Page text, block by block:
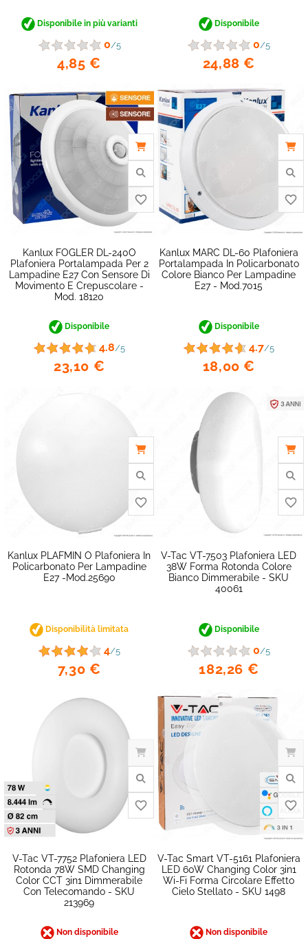
favorite_border
Disponibile in più varianti
0/5
4,85 €
favorite_border
Disponibile
0/5
24,88 €
Kanlux FOGLER DL-240O
Plafoniera Portalampada Per 2
Lampadine E27 Con Sensore Di
Movimento E Crepuscolare -
Mod. 18120
Disponibile
4.8/5
23,10 €
Kanlux MARC DL-60 Plafoniera
Portalampada In Policarbonato
Colore Bianco Per Lampadine
E27 - Mod.7015
Disponibile
4.7/5
18,00 €
Kanlux PLAFMIN O Plafoniera In
Policarbonato Per Lampadine
E27 -mod.25690
Disponibilità limitata
4/5
7,30 €
V-Tac VT-7503 Plafoniera LED
38W Forma Rotonda Colore
Bianco Dimmerabile - SKU
40061
Disponibile
0/5
182,26 €
V-Tac VT-7752 Plafoniera LED
Rotonda 78W SMD Changing
Color CCT 3in1 Dimmerabile
Con Telecomando - SKU
213969
Non disponibile
V-Tac Smart VT-5161 Plafoniera
LED 60W Changing Color 3in1
Wi-Fi Forma Circolare Effetto
Cielo Stellato - SKU 1498
Non disponibile